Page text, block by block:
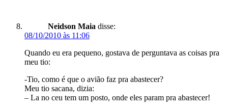
Neidson Maia disse:
08/10/2010 às 11:06
Quando eu era pequeno, gostava de perguntava as coisas pra
meu tio:
-Tio, como é que o avião faz pra abastecer?
Meu tio sacana, dizia:
– La no ceu tem um posto, onde eles param pra abastecer!